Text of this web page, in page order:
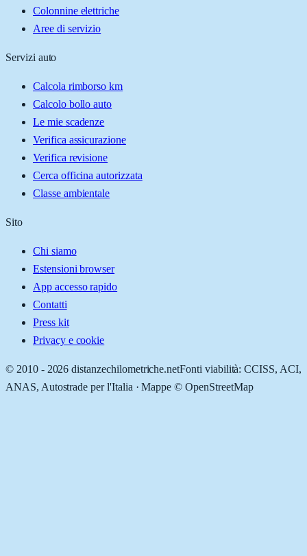
Colonnine elettriche
Aree di servizio
Servizi auto
Calcola rimborso km
Calcolo bollo auto
Le mie scadenze
Verifica assicurazione
Verifica revisione
Cerca officina autorizzata
Classe ambientale
Sito
Chi siamo
Estensioni browser
App accesso rapido
Contatti
Press kit
Privacy e cookie
© 2010 - 2026 distanzechilometriche.netFonti viabilità: CCISS, ACI,
ANAS, Autostrade per l'Italia · Mappe © OpenStreetMap